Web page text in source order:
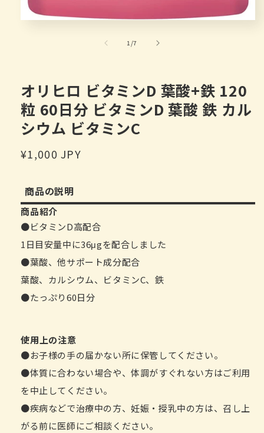
打
开
媒
体
文
1
1 //7
オリヒロ ビタミンD 葉酸+鉄 120
粒 60日分 ビタミンD 葉酸 鉄 カル
シウム ビタミンC
常
价
格
¥1,000 JPY
商品の説明
商品紹介
●ビタミンD高配合
1日目安量中に36μgを配合しました
●葉酸、他サポート成分配合
葉酸、カルシウム、ビタミンC、鉄
●たっぷり60日分
使用上の注意
●お子様の手の届かない所に保管してください。
●体質に合わない場合や、体調がすぐれない方はご利用
を中止してください。
●疾病などで治療中の方、妊娠・授乳中の方は、召し上
がる前に医師にご相談ください。